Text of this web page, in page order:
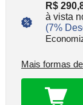
R$
à vista
(7%
Mais formas